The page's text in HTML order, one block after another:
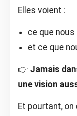
Elles voient :
ce que
et ce que
👉 Jamais
une vision
Et pourtant, on